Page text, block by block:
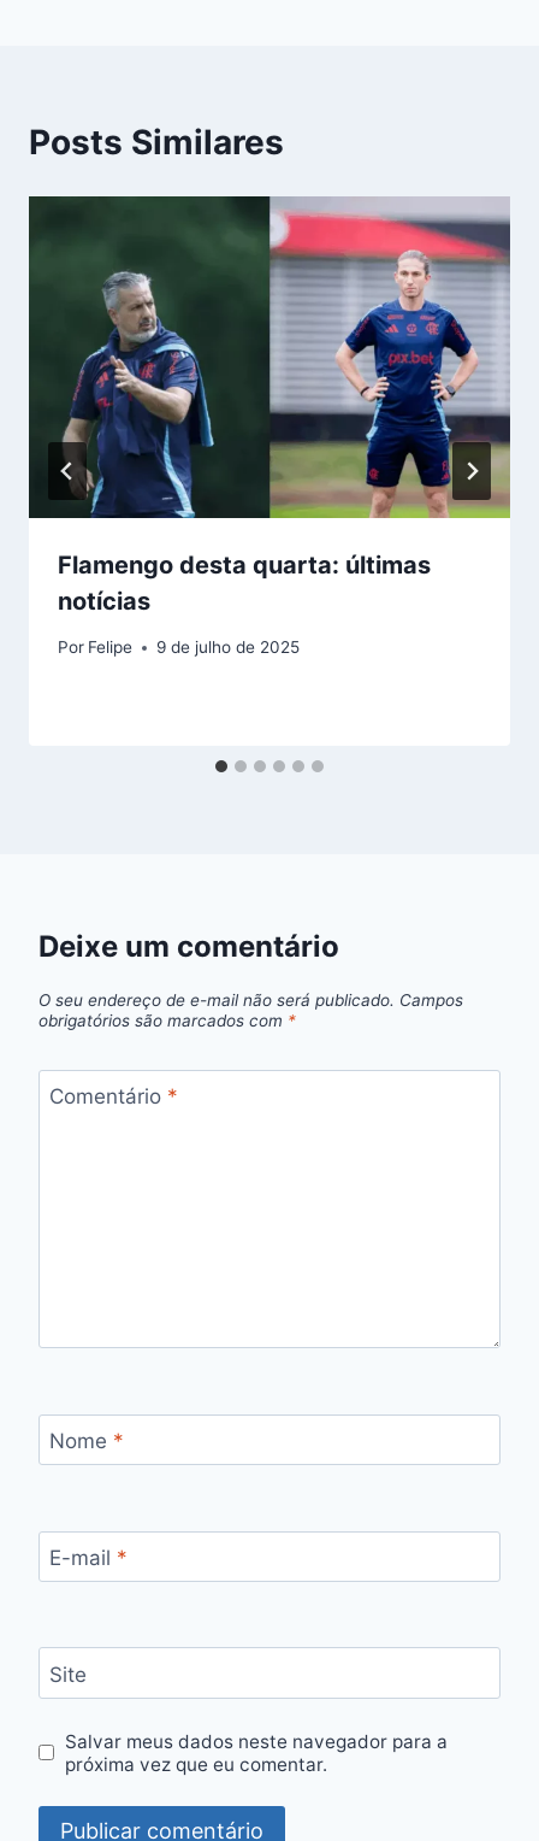
Posts Similares
Flamengo desta quarta: últimas
notícias
Por Felipe 9 de julho de 2025
Deixe um comentário
O seu endereço de e-mail não será publicado. Campos
obrigatórios são marcados com *
Comentário *
Nome *
E-mail *
Site
Salvar meus dados neste navegador para a
próxima vez que eu comentar.